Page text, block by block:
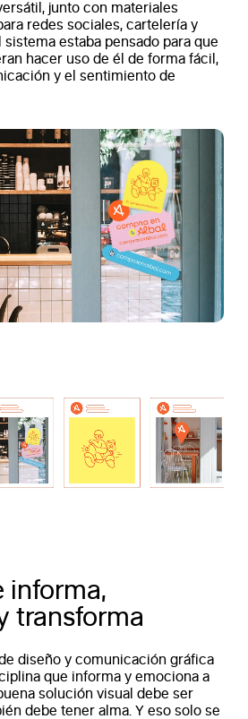
junto con materiales
redes sociales, cartelería y
sistema estaba pensado para que
hacer uso de él de forma fácil,
y el sentimiento de
informa,
transforma
diseño y comunicación gráfica
que informa y emociona a
solución visual debe ser
debe tener alma. Y eso solo se